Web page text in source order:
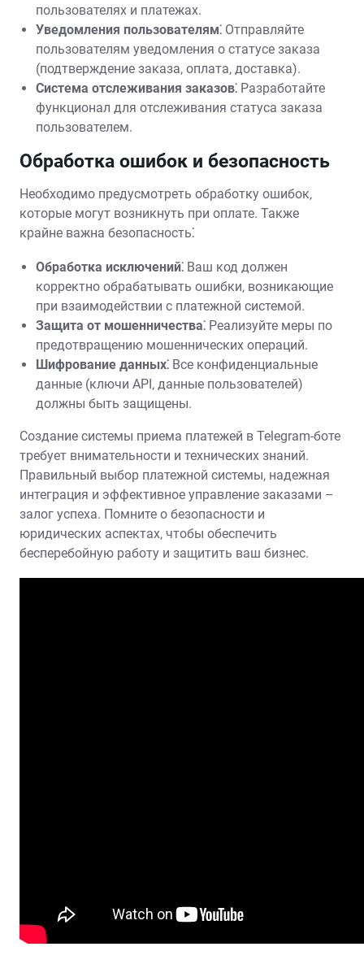
пользователях и платежах.
Уведомления пользователям⁚ Отправляйте
пользователям уведомления о статусе заказа
(подтверждение заказа‚ оплата‚ доставка).
Система отслеживания заказов⁚ Разработайте
функционал для отслеживания статуса заказа
пользователем.
Обработка ошибок и безопасность
Необходимо предусмотреть обработку ошибок‚
которые могут возникнуть при оплате. Также
крайне важна безопасность⁚
Обработка исключений⁚ Ваш код должен
корректно обрабатывать ошибки‚ возникающие
при взаимодействии с платежной системой.
Защита от мошенничества⁚ Реализуйте меры по
предотвращению мошеннических операций.
Шифрование данных⁚ Все конфиденциальные
данные (ключи API‚ данные пользователей)
должны быть защищены.
Создание системы приема платежей в Telegram-боте
требует внимательности и технических знаний.
Правильный выбор платежной системы‚ надежная
интеграция и эффективное управление заказами –
залог успеха. Помните о безопасности и
юридических аспектах‚ чтобы обеспечить
бесперебойную работу и защитить ваш бизнес.